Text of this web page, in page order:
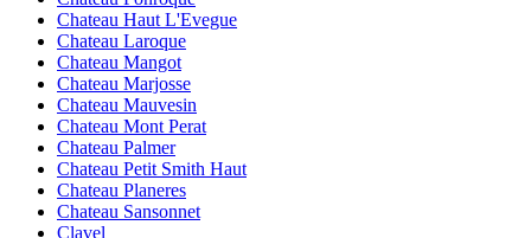
Chateau Haut L'Evegue
Chateau Laroque
Chateau Mangot
Chateau Marjosse
Chateau Mauvesin
Chateau Mont Perat
Chateau Palmer
Chateau Petit Smith Haut
Chateau Planeres
Chateau Sansonnet
Clavel